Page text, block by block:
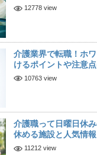
12778 view
介護業界で転職！ホ
けるポイントや注意点
10763 view
介護職って日曜日休
休める施設と人気情報
11212 view